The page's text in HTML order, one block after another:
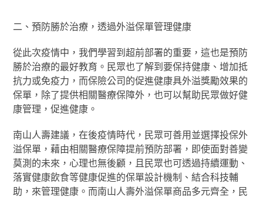
二、預防勝於治療，透過外溢保單管理健康
從此次疫情中，我們學習到超前部署的重要，這也是預防
勝於治療的最好教育。民眾也了解到要保持健康、增加抵
抗力或免疫力，而保險公司的促進健康具外溢獎勵效果的
保單，除了提供相關醫療保障外，也可以幫助民眾做好健
康管理，促進健康。
南山人壽建議，在後疫情時代，民眾可善用並選擇投保外
溢保單，藉由相關醫療保障提前預防部署，即使面對善變
莫測的未來，心理也無後顧，且民眾也可透過持續運動、
落實健康飲食等健康促進的保單設計機制、結合科技輔
助，來管理健康。而南山人壽外溢保單商品多元齊全，民